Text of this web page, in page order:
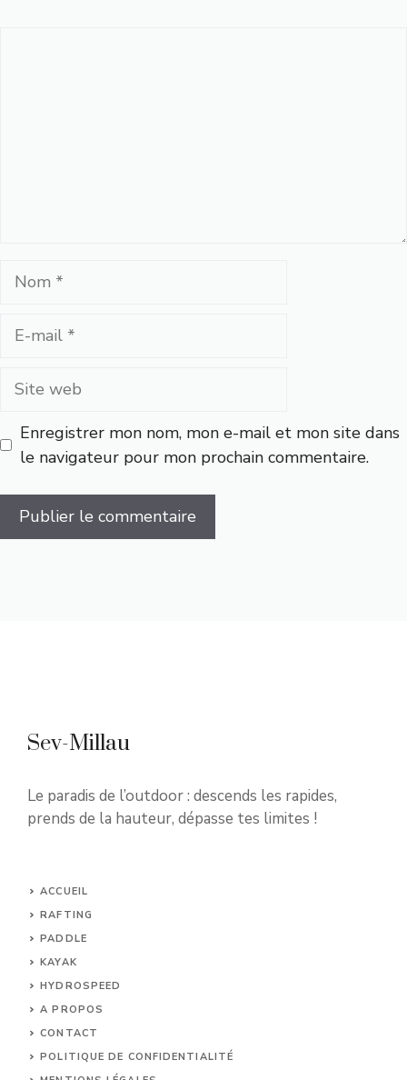
Nom
Site
Enregistrer mon nom, mon e-mail et mon site dans
le navigateur pour mon prochain commentaire.
Sev-Millau
Le paradis de l’outdoor : descends les rapides,
prends de la hauteur, dépasse tes limites !
ACCUEIL
RAFTING
PADDLE
KAYAK
HYDROSPEED
A PROPOS
CONTACT
POLITIQUE DE CONFIDENTIALITÉ